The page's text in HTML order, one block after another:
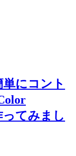
にコント
ってみまし